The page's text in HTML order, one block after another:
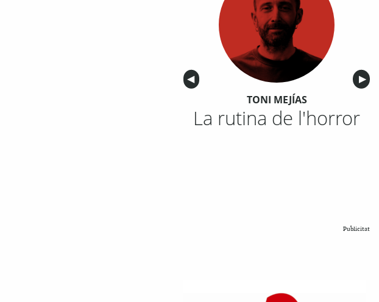
Anterior
◀︎ ▶︎
TONI MEJÍAS
La rutina de l'horror
Publicitat